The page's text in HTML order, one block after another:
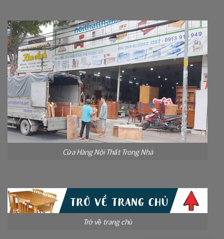
Cửa Hàng Nội Thất Trong Nhà
Trở về trang chủ